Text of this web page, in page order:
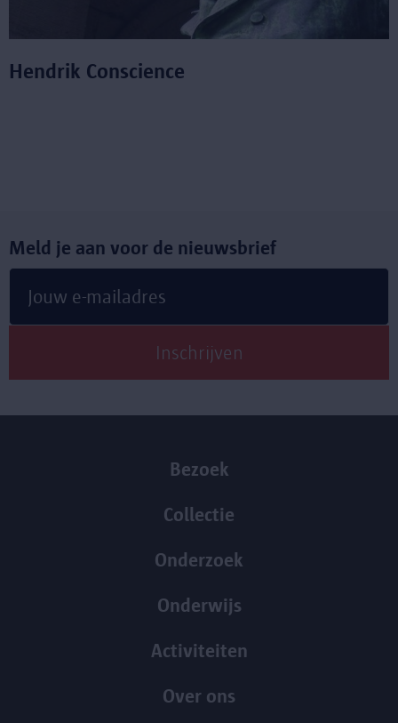
Hendrik Conscience
Meld je aan voor de nieuwsbrief
Bezoek
Collectie
Onderzoek
Onderwijs
Activiteiten
Over ons